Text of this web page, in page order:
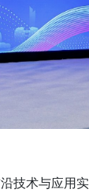
技术与应用实